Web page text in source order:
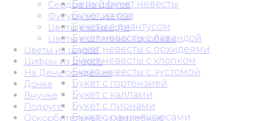
Сердца из цветов
Фигуры из цветов
Цветы в конверте
Цветы в шляпных коробках
Цветы из шаров
Цифры из шаров
На День рождения
Дочке
Внучке
Подруге
Оскорбительные и хвалебные
Белый букет невесты
Букет из роз
Букеты с диантусом
Букет невесты с лавандой
Букет невесты с орхидеями
Букет невесты с хлопком
Букет невесты с эустомой
Букет с гортензией
Букет с каллами
Букет с пионами
Букет с ранункулюсами